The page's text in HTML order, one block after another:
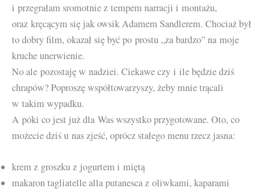
i przegrałam sromotnie z tempem narracji i montażu,
oraz kręcącym się jak owsik Adamem Sandlerem. Chociaż był
to dobry film, okazał się być po prostu „za bardzo” na moje
kruche unerwienie.
No ale pozostaję w nadziei. Ciekawe czy i ile będzie dziś
chrapów? Poproszę współtowarzyszy, żeby mnie trącali
w takim wypadku.
A póki co jest już dla Was wszystko przygotowane. Oto, co
możecie dziś u nas zjeść, oprócz stałego menu rzecz jasna:
krem z groszku z jogurtem i miętą
makaron tagliatelle alla putanesca z oliwkami, kaparami